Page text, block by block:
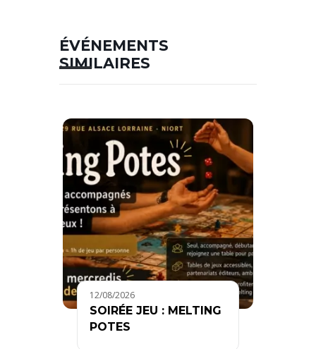
ÉVÉNEMENTS
SIMILAIRES
12/08/2026
SOIRÉE JEU : MELTING
POTES